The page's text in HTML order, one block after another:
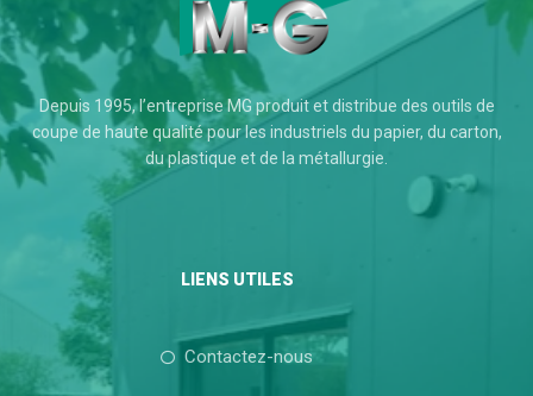
Depuis 1995, l’entreprise MG produit et distribue des outils de
coupe de haute qualité pour les industriels du papier, du carton,
du plastique et de la métallurgie.
LIENS UTILES
Contactez-nous